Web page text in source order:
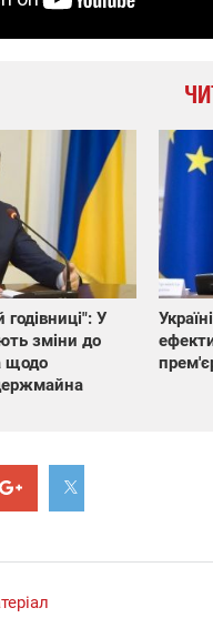
годівниці": У
зміни до
щодо